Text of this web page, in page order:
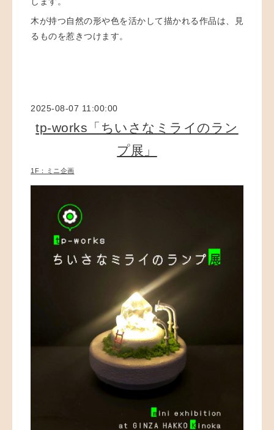
木が持つ自然の形や色を活かして描かれる作品は、見
るものを惹きつけます。
2025-08-07 11:00:00
tp-works「ちいさなミライのラン
プ展」
1F：ミニ企画